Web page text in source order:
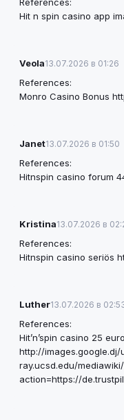
Hit n spin casino app
Veola13.07.2026 в 01:26
References:
Monro Casino Bonus
Janet13.07.2026 в 01:50
References:
Hitnspin casino forum
Kristina13.07.2026 в
References:
Hitnspin casino seriös
Luther13.07.2026 в
References:
Hit’n’spin casino 25
http://images.google.dj/
ray.ucsd.edu/
action=https://